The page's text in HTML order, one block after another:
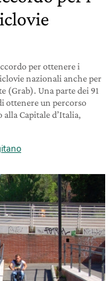
per ottenere i
nazionali anche per
(Grab). Una parte dei 91
ottenere un percorso
Capitale d’Italia,